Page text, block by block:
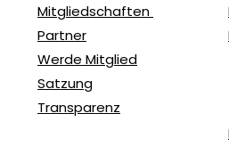
Mitgliedschaften
Partner
Werde Mitglied
Satzung
Transparenz